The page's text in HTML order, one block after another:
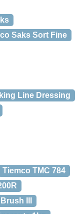
Saks Sort Fine
Line Dressing
Tiemco TMC 784
III